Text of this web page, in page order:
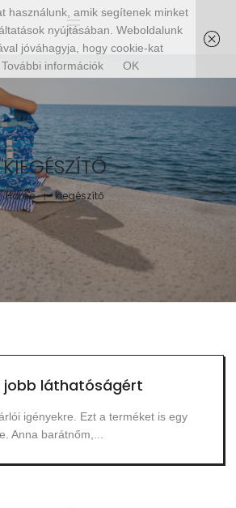
KIEGÉSZÍTŐ
Home kiegészítő
jobb láthatóságért
igényekre. Ezt a terméket is egy
Anna barátnőm,...
használunk, amik segítenek minket
nyújtásában. Weboldalunk
jóváhagyja, hogy cookie-kat
További információk OK